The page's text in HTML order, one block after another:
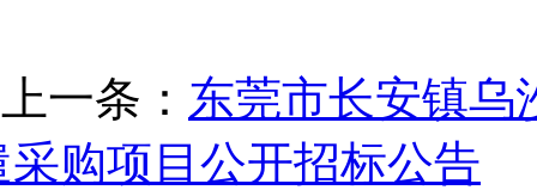
上一条： 东莞市长安镇乌
采购项目公开招标公告